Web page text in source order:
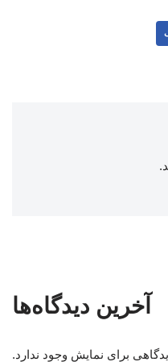
.
آخرین دیدگاه‌ها
برای نمایش وجود ندارد.